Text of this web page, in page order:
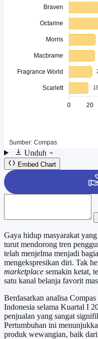
Unduh
Embed Chart
Gaya hidup masyarakat
turut mendorong tren
telah menjelma menjadi
mengekspresikan diri. Tak
marketplace semakin ketat,
satu kanal belanja favorit
Berdasarkan analisa
Indonesia selama Kuartal I
penjualan yang sangat
Pertumbuhan ini
produk wewangian, baik dari